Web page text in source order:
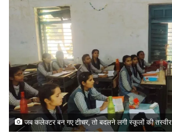
जब कलेक्टर बन गए टीचर, तो बदलने लगी स्कूलों की तस्वीर